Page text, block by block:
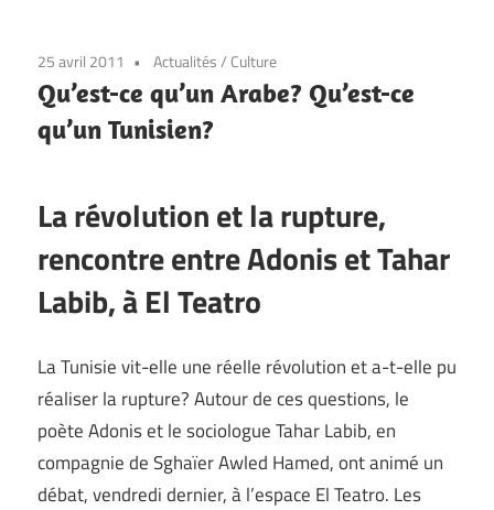
25 avril 2011 Actualités/ Culture
Qu’est-ce qu’un Arabe? Qu’est-ce
qu’un Tunisien?
La révolution et la rupture,
rencontre entre Adonis et Tahar
Labib, à El Teatro
La Tunisie vit-elle une réelle révolution et a-t-elle pu
réaliser la rupture? Autour de ces questions, le
poète Adonis et le sociologue Tahar Labib, en
compagnie de Sghaïer Awled Hamed, ont animé un
débat, vendredi dernier, à l’espace El Teatro. Les